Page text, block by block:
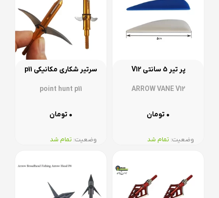
پر تیر 5 سانتی V12
ARROW VANE V12
۰ تومان
وضعیت:‌ تمام شد
سرتیر شکاری مکانیکی p11
point hunt p11
۰ تومان
وضعیت:‌ تمام شد